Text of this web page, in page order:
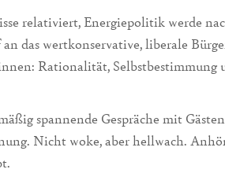
relativiert, Energiepolitik werde
das wertkonservative, liberale
Rationalität, Selbstbestimmung
spannende Gespräche mit
Nicht woke, aber hellwach.